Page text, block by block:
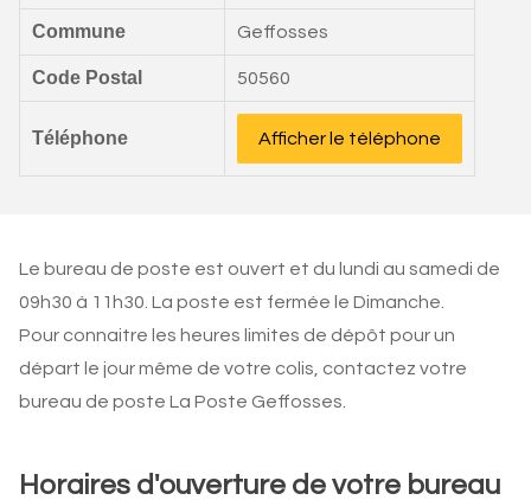
Commune Geffosses
Code Postal 50560
Téléphone Afficher le téléphone
Le bureau de poste est ouvert et du lundi au samedi de
09h30 à 11h30. La poste est fermée le Dimanche.
Pour connaitre les heures limites de dépôt pour un
départ le jour même de votre colis, contactez votre
bureau de poste La Poste Geffosses.
Horaires d'ouverture de votre bureau